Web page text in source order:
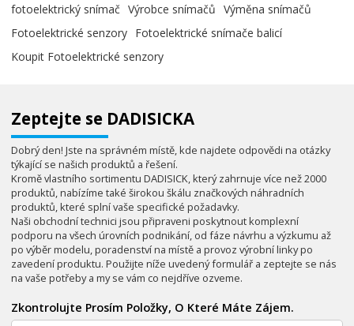
fotoelektrický snímač Výrobce snímačů
Výměna snímačů
Fotoelektrické senzory Fotoelektrické snímače balicí
Koupit Fotoelektrické senzory
Zeptejte se DADISICKA
Dobrý den! Jste na správném místě, kde najdete odpovědi na otázky
týkající se našich produktů a řešení.
Kromě vlastního sortimentu DADISICK, který zahrnuje více než 2000
produktů, nabízíme také širokou škálu značkových náhradních
produktů, které splní vaše specifické požadavky.
Naši obchodní technici jsou připraveni poskytnout komplexní
podporu na všech úrovních podnikání, od fáze návrhu a výzkumu až
po výběr modelu, poradenství na místě a provoz výrobní linky po
zavedení produktu. Použijte níže uvedený formulář a zeptejte se nás
na vaše potřeby a my se vám co nejdříve ozveme.
Zkontrolujte Prosím Položky, O Které Máte Zájem.